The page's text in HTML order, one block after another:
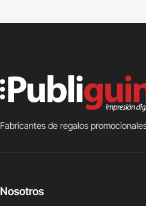
Fabricantes de regalos
Nosotros